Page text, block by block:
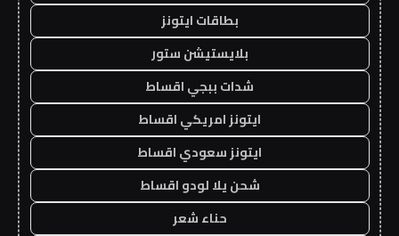
بطاقات ايتونز
بلايستيشن ستور
شدات ببجي اقساط
ايتونز امريكي اقساط
ايتونز سعودي اقساط
شحن يلا لودو اقساط
حناء شعر